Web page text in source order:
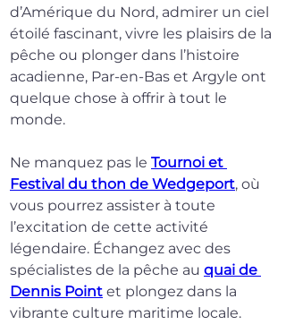
d’Amérique du Nord, admirer un ciel
étoilé fascinant, vivre les plaisirs de la
pêche ou plonger dans l’histoire
acadienne, Par-en-Bas et Argyle ont
quelque chose à offrir à tout le
monde.
Ne manquez pas le Tournoi et
Festival du thon de Wedgeport, où
vous pourrez assister à toute
l’excitation de cette activité
légendaire. Échangez avec des
spécialistes de la pêche au quai de
Dennis Point et plongez dans la
vibrante culture maritime locale.